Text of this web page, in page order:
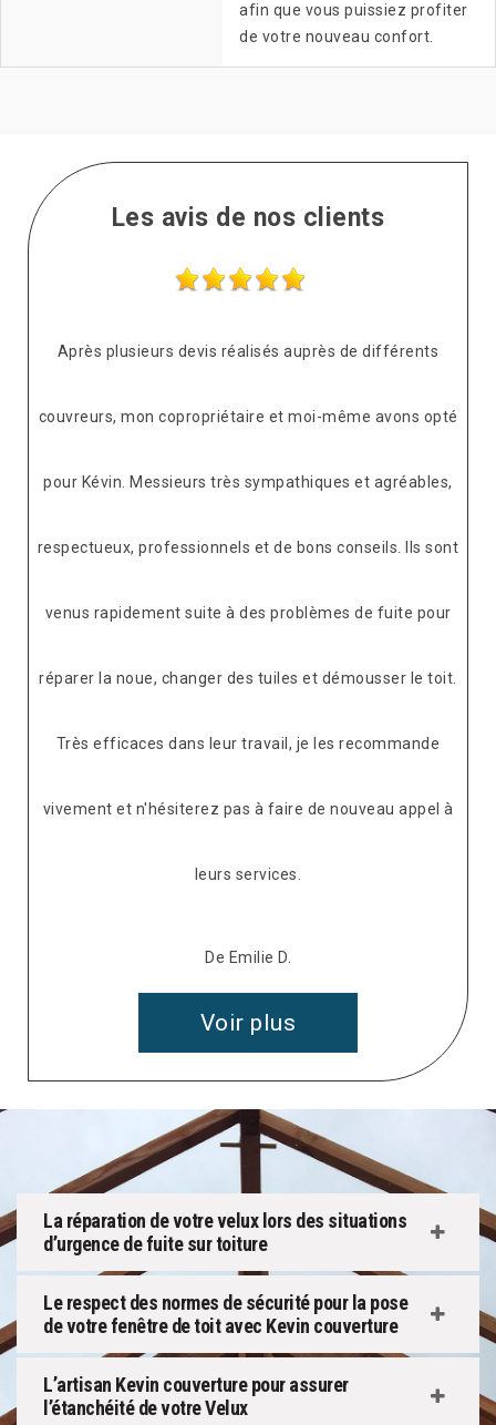
afin que vous puissiez profiter
de votre nouveau confort.
Les avis de nos clients
Après plusieurs devis réalisés auprès de différents
couvreurs, mon copropriétaire et moi-même avons opté
pour Kévin. Messieurs très sympathiques et agréables,
respectueux, professionnels et de bons conseils. Ils sont
venus rapidement suite à des problèmes de fuite pour
réparer la noue, changer des tuiles et démousser le toit.
Très efficaces dans leur travail, je les recommande
vivement et n'hésiterez pas à faire de nouveau appel à
leurs services.
De Emilie D.
Voir plus
La réparation de votre velux lors des situations
d’urgence de fuite sur toiture
Le respect des normes de sécurité pour la pose
de votre fenêtre de toit avec Kevin couverture
L’artisan Kevin couverture pour assurer
l’étanchéité de votre Velux